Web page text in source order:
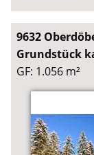
9632
Grundstück
GF: 1.056 m²